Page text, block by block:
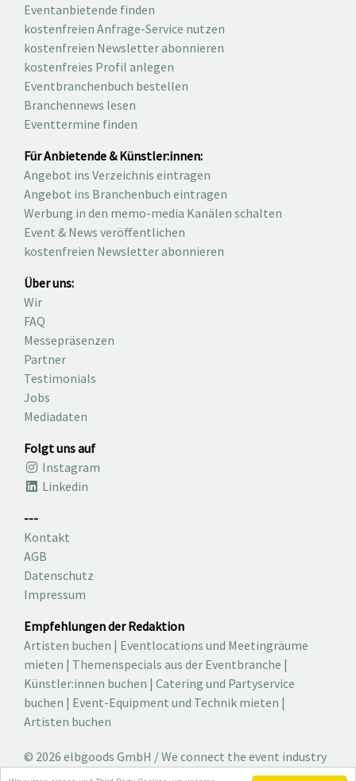
Eventanbietende finden
kostenfreien Anfrage-Service nutzen
kostenfreien Newsletter abonnieren
kostenfreies Profil anlegen
Eventbranchenbuch bestellen
Branchennews lesen
Eventtermine finden
Für Anbietende & Künstler:innen:
Angebot ins Verzeichnis eintragen
Angebot ins Branchenbuch eintragen
Werbung in den memo-media Kanälen schalten
Event & News veröffentlichen
kostenfreien Newsletter abonnieren
Über uns:
Wir
FAQ
Messepräsenzen
Partner
Testimonials
Jobs
Mediadaten
Folgt uns auf
Instagram
Linkedin
---
Kontakt
AGB
Datenschutz
Impressum
Empfehlungen der Redaktion
Artisten buchen | Eventlocations und Meetingräume
mieten | Themenspecials aus der Eventbranche |
Künstler:innen buchen | Catering und Partyservice
buchen | Event-Equipment und Technik mieten |
Artisten buchen
© 2026 elbgoods GmbH / We connect the event industry
/ Medienvielfalt für die Eventplanung /